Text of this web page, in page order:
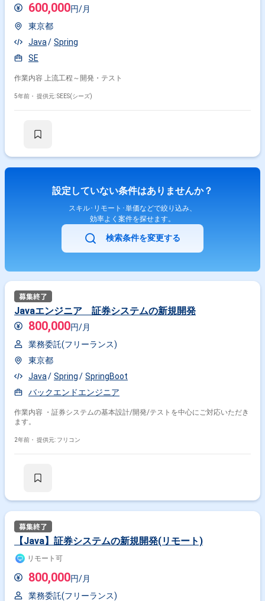
600,000円/月
東京都
Java
Spring
SE
作業内容 上流工程～開発・テスト
5年前・ 提供元: SEES(シーズ)
設定していない条件はありませんか？
スキル･リモート･単価などで絞り込み、
効率よく案件を探せます。
検索条件を変更する
Javaエンジニア 証券システムの新規開発
800,000円/月
業務委託(フリーランス)
東京都
Java
Spring
SpringBoot
バックエンドエンジニア
作業内容 ・証券システムの基本設計/開発/テストを中心にご対応いただき
ます。
2年前・ 提供元: フリコン
【Java】証券システムの新規開発(リモート)
リモート可
800,000円/月
業務委託(フリーランス)